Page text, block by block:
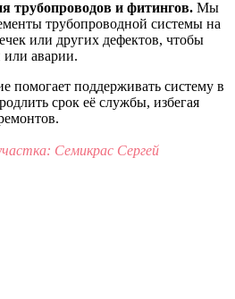
трубопроводов и фитингов. Мы
трубопроводной системы на
или других дефектов, чтобы
аварии.
помогает поддерживать систему в
срок её службы, избегая
Семикрас Сергей